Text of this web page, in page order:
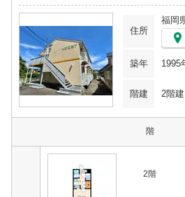
住所
福岡
築年
1995
階建 2階建
階
2階